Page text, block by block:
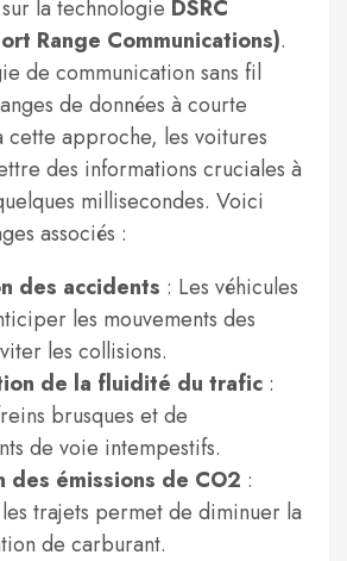
la technologie DSRC
Range Communications).
de communication sans fil
de données à courte
cette approche, les voitures
des informations cruciales à
millisecondes. Voici
associés :
des accidents : Les véhicules
les mouvements des
les collisions.
de la fluidité du trafic :
brusques et de
de voie intempestifs.
des émissions de CO2 :
trajets permet de diminuer la
de carburant.